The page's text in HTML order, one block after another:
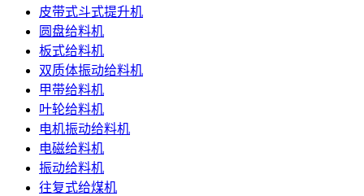
皮带式斗式提升机
圆盘给料机
板式给料机
双质体振动给料机
甲带给料机
叶轮给料机
电机振动给料机
电磁给料机
振动给料机
往复式给煤机